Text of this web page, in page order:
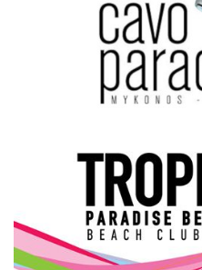
Aegean Islands
Σεβασμιώτατος Δωρόθεος Β’
Cost Of Living Crisis